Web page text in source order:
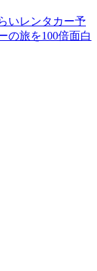
いレンタカー予
の旅を100倍面白